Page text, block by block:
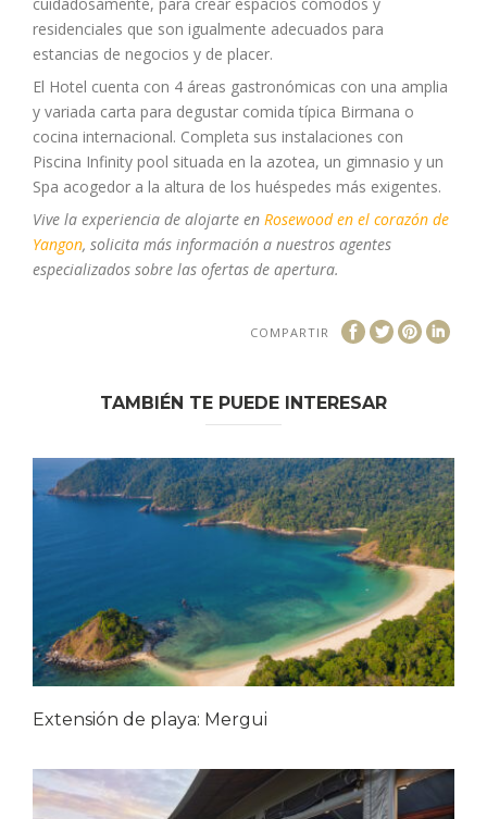
residenciales que son igualmente adecuados para
estancias de negocios y de placer.
El Hotel cuenta con 4 áreas gastronómicas con una amplia
y variada carta para degustar comida típica Birmana o
cocina internacional. Completa sus instalaciones con
Piscina Infinity pool situada en la azotea, un gimnasio y un
Spa acogedor a la altura de los huéspedes más exigentes.
Vive la experiencia de alojarte enRosewood en el corazón de
Yangon, solicita más información a nuestros agentes
especializados sobre las ofertas de apertura.
COMPARTIR
TAMBIÉN TE PUEDE INTERESAR
Extensión de playa: Mergui